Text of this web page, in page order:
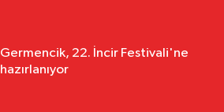
Germencik, 22. İncir Festivali'ne
hazırlanıyor